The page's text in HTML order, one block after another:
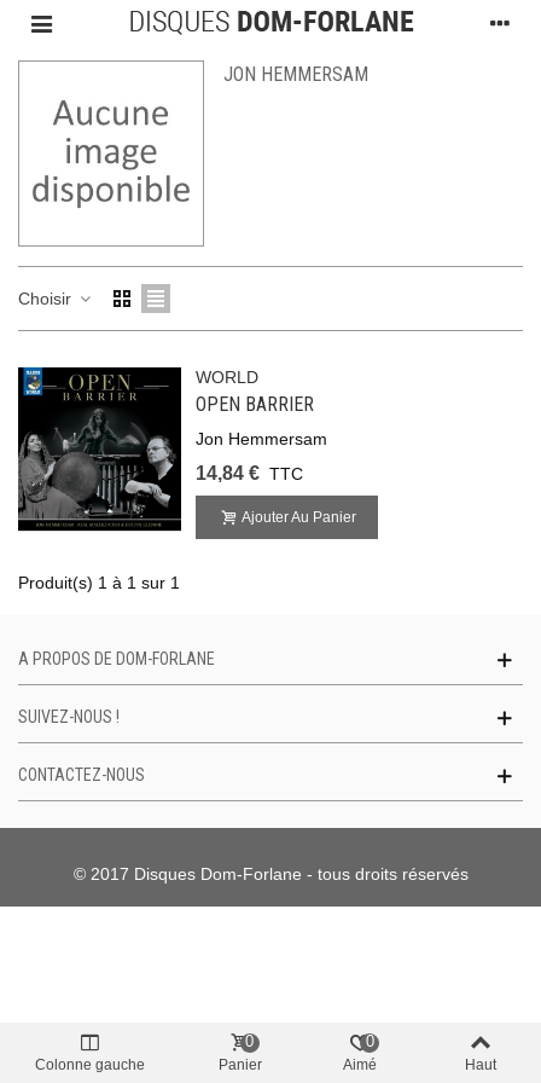
JON HEMMERSAM
Choisir
WORLD
OPEN BARRIER
Jon Hemmersam
14,84 € TTC
Ajouter Au Panier
Produit(s) 1 à 1 sur 1
A PROPOS DE DOM-FORLANE
SUIVEZ-NOUS !
CONTACTEZ-NOUS
© 2017 Disques Dom-Forlane - tous droits réservés
Colonne gauche Panier
0
Aimé
0
Haut